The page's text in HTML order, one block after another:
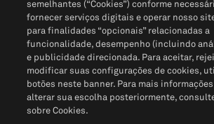
Não Venda Minhas Informações Pessoais© 2026
semelhantes (“Cookies”) conforme
fornecer serviços digitais e operar nosso
para finalidades “opcionais” relacionadas a
funcionalidade, desempenho (incluindo
e publicidade direcionada. Para aceitar,
modificar suas configurações de cookies,
botões neste banner. Para mais
alterar sua escolha posteriormente,
sobre Cookies.